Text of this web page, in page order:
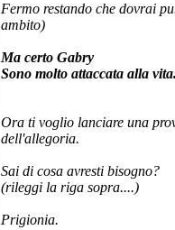
Fermo restando che dovrai
ambito)
Ma certo Gabry
Sono molto attaccata alla
Ora ti voglio lanciare una
dell'allegoria.
Sai di cosa avresti bisogno?
(rileggi la riga sopra....)
Prigionia.